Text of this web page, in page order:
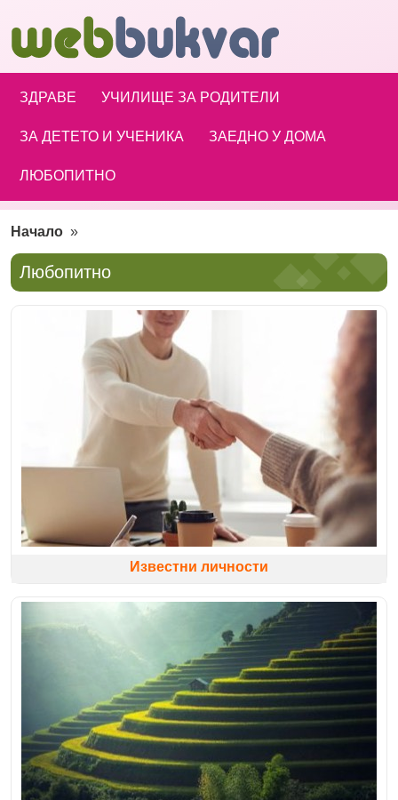
ЗДРАВЕ УЧИЛИЩЕ ЗА РОДИТЕЛИ
ЗА ДЕТЕТО И УЧЕНИКА ЗАЕДНО У ДОМА
ЛЮБОПИТНО
Начало »
Любопитно
Известни личности